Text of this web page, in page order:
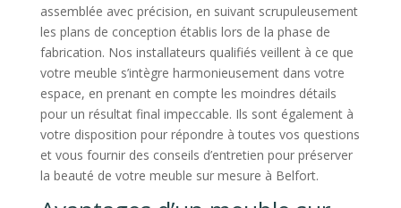
assemblée avec précision, en suivant scrupuleusement
les plans de conception établis lors de la phase de
fabrication. Nos installateurs qualifiés veillent à ce que
votre meuble s’intègre harmonieusement dans votre
espace, en prenant en compte les moindres détails
pour un résultat final impeccable. Ils sont également à
votre disposition pour répondre à toutes vos questions
et vous fournir des conseils d’entretien pour préserver
la beauté de votre meuble sur mesure à Belfort.